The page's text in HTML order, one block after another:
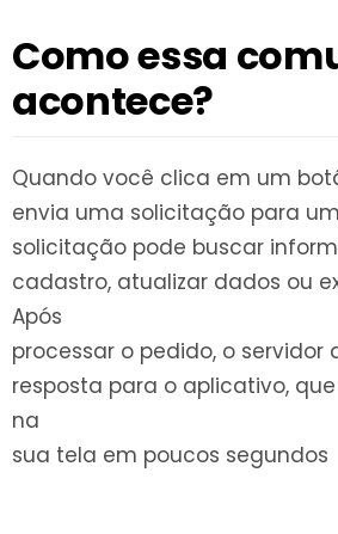
Como essa
acontece?
Quando você clica em um
envia uma solicitação para um
solicitação pode buscar
cadastro, atualizar dados ou
Após
processar o pedido, o servidor
resposta para o aplicativo,
na
sua tela em poucos segundos